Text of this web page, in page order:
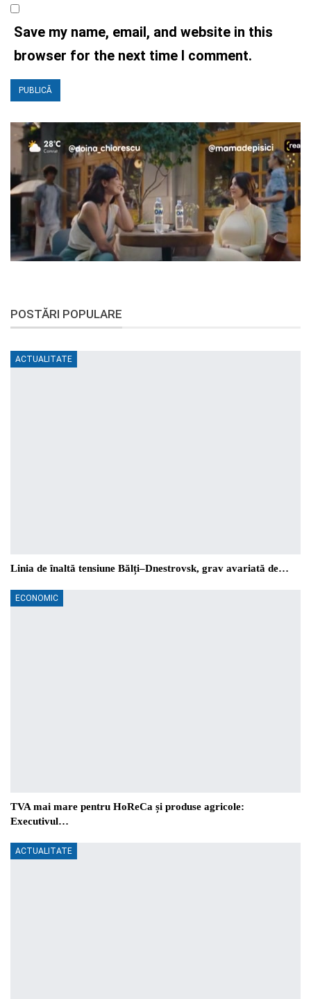
Save my name, email, and website in this
browser for the next time I comment.
POSTĂRI POPULARE
ACTUALITATE
Linia de înaltă tensiune Bălți–Dnestrovsk, grav avariată de…
ECONOMIC
TVA mai mare pentru HoReCa și produse agricole:
Executivul…
ACTUALITATE